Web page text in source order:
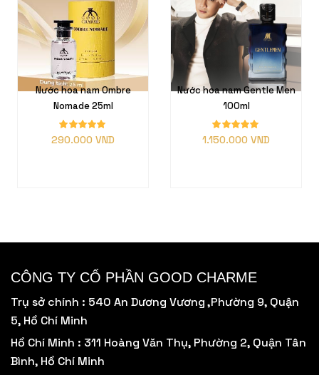
hoa nam Ombre
Nomade 25ml
290.000 VND
Nước hoa nam Gentle Men
1.150.000 VND
Nước
CÔNG TY CỔ PHẦN GOOD CHARME
Trụ sở chính : 540 An Dương Vương ,Phường 9, Quận
5, Hồ Chí Minh
Hồ Chí Minh : 311 Hoàng Văn Thụ, Phường 2, Quận Tân
Bình, Hồ Chí Minh